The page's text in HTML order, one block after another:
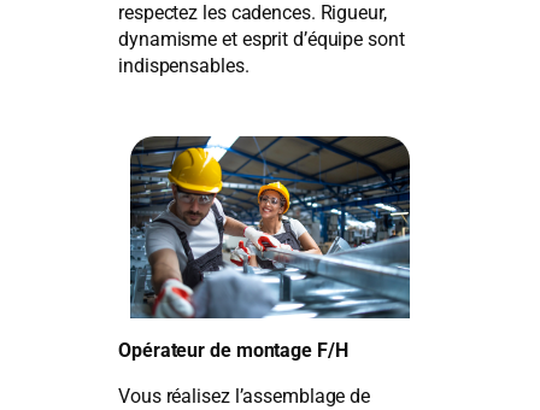
respectez les cadences. Rigueur,
dynamisme et esprit d’équipe sont
indispensables.
Opérateur de montage F/H
Vous réalisez l’assemblage de